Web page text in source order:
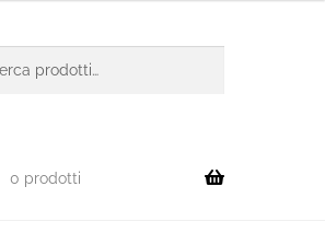
0 prodotti